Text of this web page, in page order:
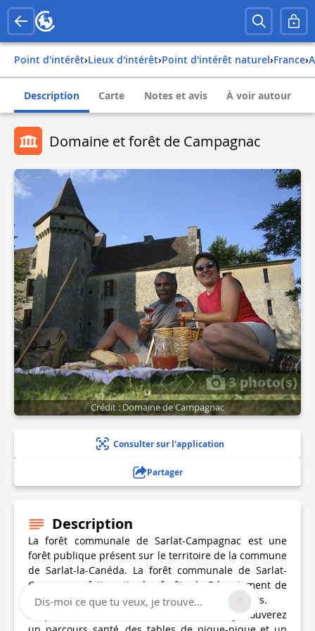
Point d'intérêt› Lieux d'intérêt› Point d'intérêt naturel› france›
Description Carte Notes et avis À voir autour
Domaine et forêt de Campagnac
3 photo(s)
Crédit : Domaine de Campagnac
Consulter sur l'application
Partager
Description
La forêt communale de Sarlat-Campagnac est une
forêt publique présent sur le territoire de la commune
de Sarlat-la-Canéda. La forêt communale de Sarlat-
Campagnac fait partie des forêts du Département de
la Dordogne et relève du régime forestier français.
En plus d'une belle balade en foret, vous y trouverez
Dis-moi ce que tu veux, je trouve...